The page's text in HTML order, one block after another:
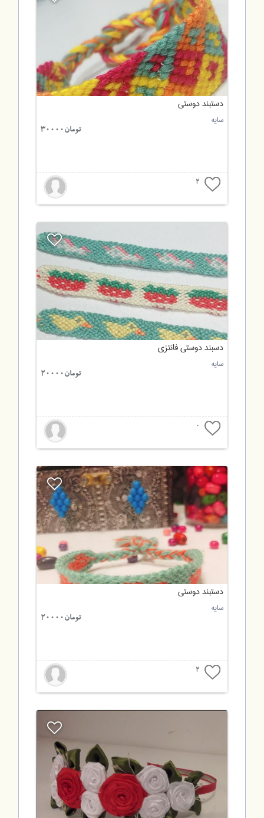
دستبند دوستی
سایه
تومان30000
2
دسبند دوستی فانتزی
سایه
تومان20000
0
دستبند دوستی
سایه
تومان20000
2